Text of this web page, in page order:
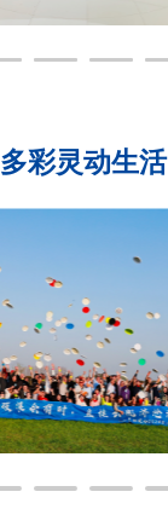
多彩灵动生活